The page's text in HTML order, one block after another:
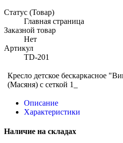
Статус (Товар)
Главная страница
Заказной товар
Нет
Артикул
TD-201
Кресло детское бескаркасное
(Масяня) с сеткой 1_
Описание
Характеристики
Наличие на складах